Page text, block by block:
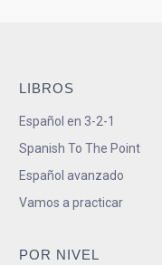
LIBROS
Español en 3-2-1
Spanish To The Point
Español avanzado
Vamos a practicar
POR NIVEL